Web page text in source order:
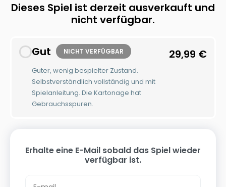
Dieses Spiel ist derzeit ausverkauft und
nicht verfügbar.
Gut NICHT VERFÜGBAR
Guter, wenig bespielter Zustand.
Selbstverständlich vollständig und mit
Spielanleitung. Die Kartonage hat
Gebrauchsspuren.
29,99 €
Erhalte eine E-Mail sobald das Spiel wieder
verfügbar ist.